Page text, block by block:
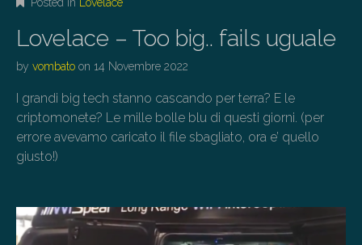
Lovelace – Too big.. fails uguale
by vombato on 14 Novembre 2022
I grandi big tech stanno cascando per terra? E le
criptomonete? Le mille bolle blu di questi giorni. (per
errore avevamo caricato il file sbagliato, ora e’ quello
giusto!)